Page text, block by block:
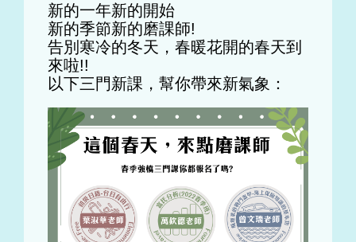
新的一年新的開始
新的季節新的磨課師!
告別寒冷的冬天，春暖花開的春天到
來啦!!
以下三門新課，幫你帶來新氣象：